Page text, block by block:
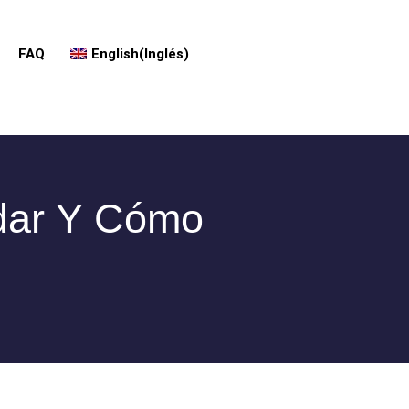
FAQ English(Inglés)
Y Cómo